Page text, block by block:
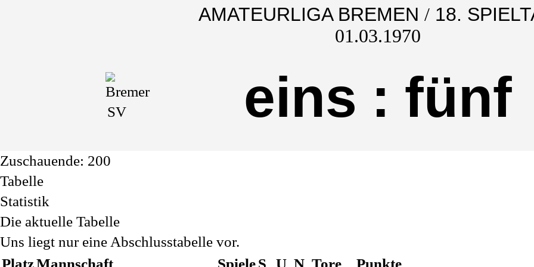
SV
Bremen
AMATEURLIGA BREMEN / 18.
01.03.1970
eins : fünf
Zuschauende: 200
Tabelle
Statistik
Die aktuelle Tabelle
Uns liegt nur eine Abschlusstabelle vor.
PlatzMannschaft SpieleS U N Tore Punkte